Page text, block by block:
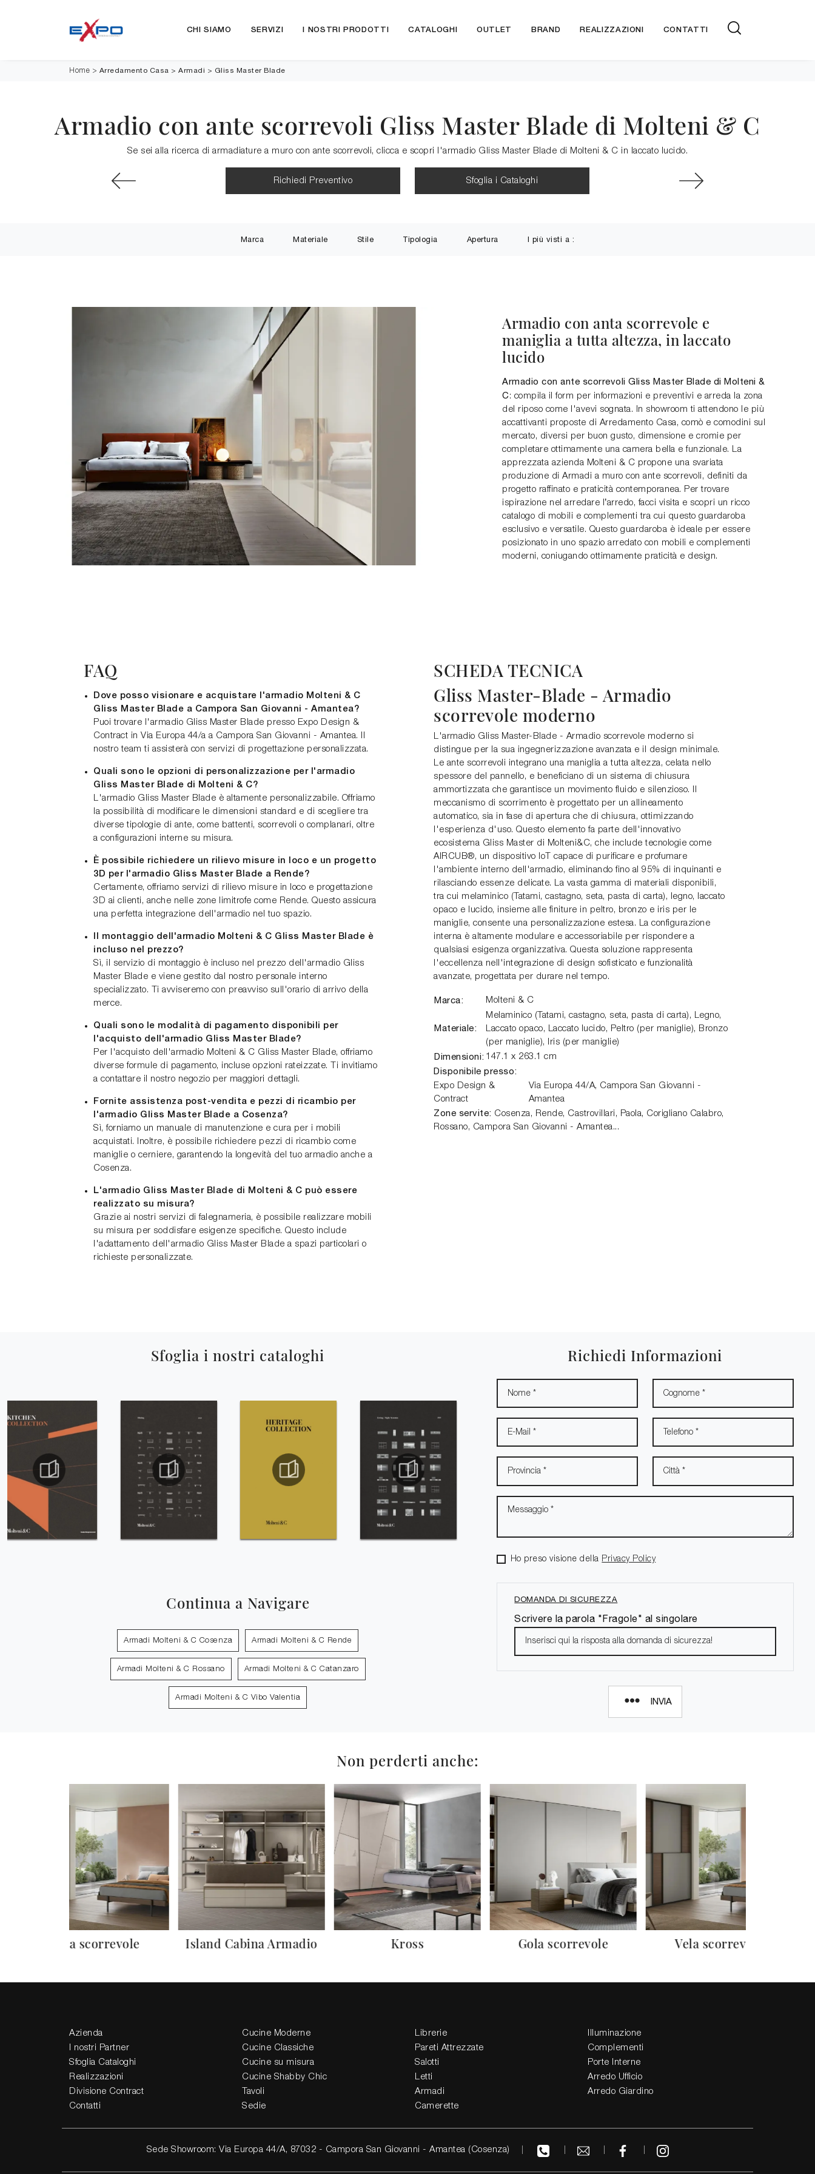
CHI SIAMO SERVIZI I NOSTRI PRODOTTI CATALOGHI OUTLET BRAND REALIZZAZIONI CONTATTI
Home > Arredamento Casa > Armadi > Gliss Master Blade
Armadio con ante scorrevoli Gliss Master Blade di Molteni & C
Se sei alla ricerca di armadiature a muro con ante scorrevoli, clicca e scopri l'armadio Gliss Master Blade di Molteni & C in laccato lucido.
Richiedi Preventivo Sfoglia i Cataloghi
Marca Materiale Stile Tipologia Apertura I più visti a :
Armadio con anta scorrevole e
maniglia a tutta altezza, in laccato
lucido
Armadio con ante scorrevoli Gliss Master Blade di Molteni &
C : compila il form per informazioni e preventivi e arreda la zona
del riposo come l'avevi sognata. In showroom ti attendono le più
accattivanti proposte di Arredamento Casa, comò e comodini sul
mercato, diversi per buon gusto, dimensione e cromie per
completare ottimamente una camera bella e funzionale. La
apprezzata azienda Molteni & C propone una svariata
produzione di Armadi a muro con ante scorrevoli, definiti da
progetto raffinato e praticità contemporanea. Per trovare
ispirazione nel arredare l’arredo, facci visita e scopri un ricco
catalogo di mobili e complementi tra cui questo guardaroba
esclusivo e versatile. Questo guardaroba è ideale per essere
posizionato in uno spazio arredato con mobili e complementi
moderni, coniugando ottimamente praticità e design.
FAQ
Dove posso visionare e acquistare l'armadio Molteni & C
Gliss Master Blade a Campora San Giovanni - Amantea?
Puoi trovare l'armadio Gliss Master Blade presso Expo Design &
Contract in Via Europa 44/a a Campora San Giovanni - Amantea. Il
nostro team ti assisterà con servizi di progettazione personalizzata.
Quali sono le opzioni di personalizzazione per l'armadio
Gliss Master Blade di Molteni & C?
L'armadio Gliss Master Blade è altamente personalizzabile. Offriamo
la possibilità di modificare le dimensioni standard e di scegliere tra
diverse tipologie di ante, come battenti, scorrevoli o complanari, oltre
a configurazioni interne su misura.
È possibile richiedere un rilievo misure in loco e un progetto
3D per l'armadio Gliss Master Blade a Rende?
Certamente, offriamo servizi di rilievo misure in loco e progettazione
3D ai clienti, anche nelle zone limitrofe come Rende. Questo assicura
una perfetta integrazione dell'armadio nel tuo spazio.
Il montaggio dell'armadio Molteni & C Gliss Master Blade è
incluso nel prezzo?
Sì, il servizio di montaggio è incluso nel prezzo dell'armadio Gliss
Master Blade e viene gestito dal nostro personale interno
specializzato. Ti avviseremo con preavviso sull'orario di arrivo della
merce.
Quali sono le modalità di pagamento disponibili per
l'acquisto dell'armadio Gliss Master Blade?
Per l'acquisto dell'armadio Molteni & C Gliss Master Blade, offriamo
diverse formule di pagamento, incluse opzioni rateizzate. Ti invitiamo
a contattare il nostro negozio per maggiori dettagli.
Fornite assistenza post-vendita e pezzi di ricambio per
l'armadio Gliss Master Blade a Cosenza?
Sì, forniamo un manuale di manutenzione e cura per i mobili
acquistati. Inoltre, è possibile richiedere pezzi di ricambio come
maniglie o cerniere, garantendo la longevità del tuo armadio anche a
Cosenza.
L'armadio Gliss Master Blade di Molteni & C può essere
realizzato su misura?
Grazie ai nostri servizi di falegnameria, è possibile realizzare mobili
su misura per soddisfare esigenze specifiche. Questo include
l'adattamento dell'armadio Gliss Master Blade a spazi particolari o
richieste personalizzate.
SCHEDA TECNICA
Gliss Master-Blade - Armadio
scorrevole moderno
L'armadio Gliss Master-Blade - Armadio scorrevole moderno si
distingue per la sua ingegnerizzazione avanzata e il design minimale.
Le ante scorrevoli integrano una maniglia a tutta altezza, celata nello
spessore del pannello, e beneficiano di un sistema di chiusura
ammortizzata che garantisce un movimento fluido e silenzioso. Il
meccanismo di scorrimento è progettato per un allineamento
automatico, sia in fase di apertura che di chiusura, ottimizzando
l'esperienza d'uso. Questo elemento fa parte dell'innovativo
ecosistema Gliss Master di Molteni&C, che include tecnologie come
AIRCUB®, un dispositivo IoT capace di purificare e profumare
l'ambiente interno dell'armadio, eliminando fino al 95% di inquinanti e
rilasciando essenze delicate. La vasta gamma di materiali disponibili,
tra cui melaminico (Tatami, castagno, seta, pasta di carta), legno, laccato
opaco e lucido, insieme alle finiture in peltro, bronzo e iris per le
maniglie, consente una personalizzazione estesa. La configurazione
interna è altamente modulare e accessoriabile per rispondere a
qualsiasi esigenza organizzativa. Questa soluzione rappresenta
l'eccellenza nell'integrazione di design sofisticato e funzionalità
avanzate, progettata per durare nel tempo.
Marca: Molteni & C
Materiale:
Melaminico (Tatami, castagno, seta, pasta di carta), Legno,
Laccato opaco, Laccato lucido, Peltro (per maniglie), Bronzo
(per maniglie), Iris (per maniglie)
Dimensioni: 147.1 x 263.1 cm
Disponibile presso:
Expo Design &
Contract
Via Europa 44/A, Campora San Giovanni -
Amantea
Zone servite: Cosenza, Rende, Castrovillari, Paola, Corigliano Calabro,
Rossano, Campora San Giovanni - Amantea...
Sfoglia i nostri cataloghi
Continua a Navigare
Armadi Molteni & C Cosenza Armadi Molteni & C Rende
Armadi Molteni & C Rossano Armadi Molteni & C Catanzaro
Armadi Molteni & C Vibo Valentia
Richiedi Informazioni
Ho preso visione della Privacy Policy
DOMANDA DI SICUREZZA
Scrivere la parola "Fragole" al singolare
INVIA
Non perderti anche:
Vela scorrevole Island Cabina Armadio Kross Gola scorrevole Vela scorrevole
Azienda
I nostri Partner
Sfoglia Cataloghi
Realizzazioni
Divisione Contract
Contatti
Cucine Moderne
Cucine Classiche
Cucine su misura
Cucine Shabby Chic
Tavoli
Sedie
Librerie
Pareti Attrezzate
Salotti
Letti
Armadi
Camerette
Illuminazione
Complementi
Porte Interne
Arredo Ufficio
Arredo Giardino
Sede Showroom: Via Europa 44/A, 87032 - Campora San Giovanni - Amantea (Cosenza)